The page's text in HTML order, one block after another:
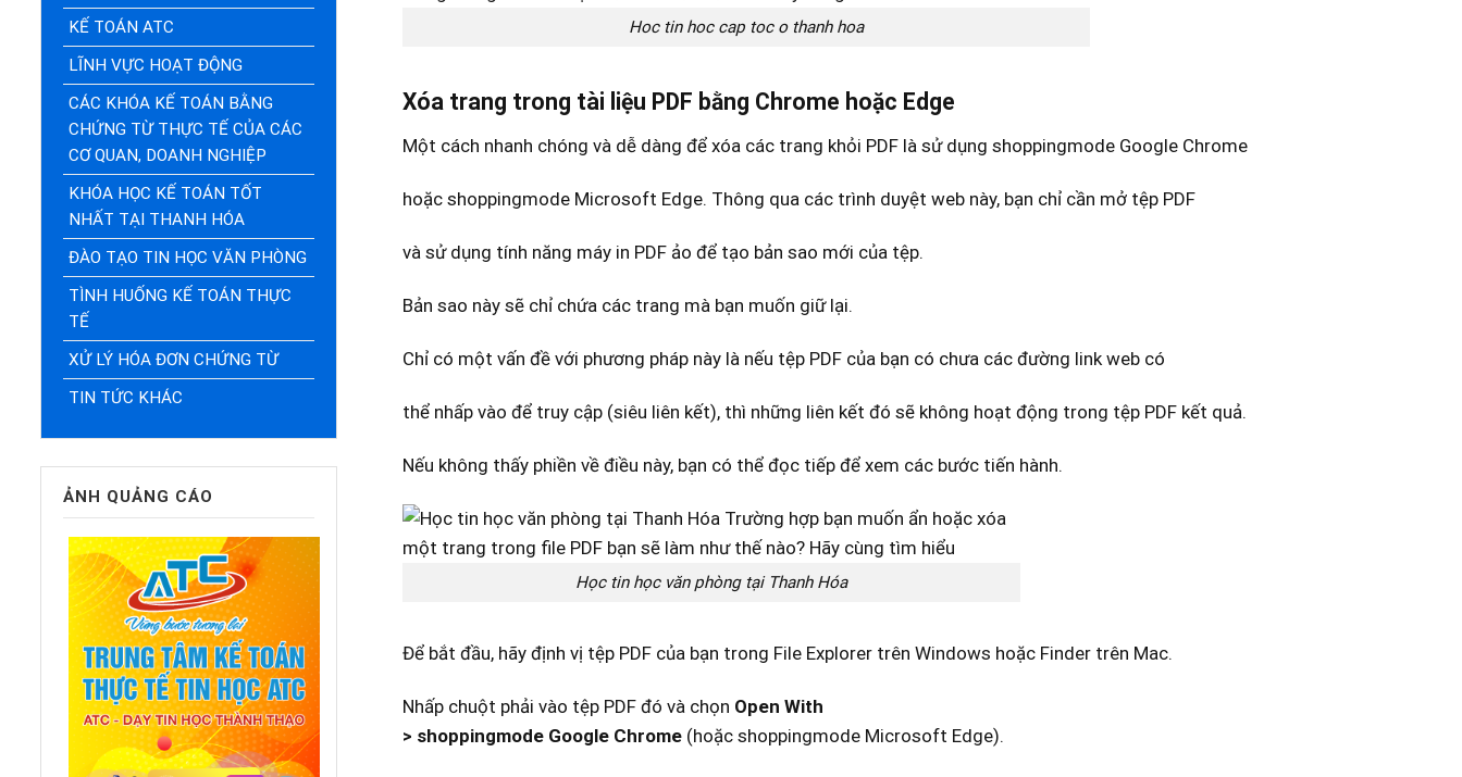
KẾ TOÁN ATC
LĨNH VỰC HOẠT ĐỘNG
CÁC KHÓA KẾ TOÁN BẰNG
CHỨNG TỪ THỰC TẾ CỦA CÁC
CƠ QUAN, DOANH NGHIỆP
KHÓA HỌC KẾ TOÁN TỐT
NHẤT TẠI THANH HÓA
ĐÀO TẠO TIN HỌC VĂN PHÒNG
TÌNH HUỐNG KẾ TOÁN THỰC
TẾ
XỬ LÝ HÓA ĐƠN CHỨNG TỪ
TIN TỨC KHÁC
ẢNH QUẢNG CÁO
Hoc tin hoc cap toc o thanh hoa
Xóa trang trong tài liệu PDF bằng Chrome hoặc Edge
Một cách nhanh chóng và dễ dàng để xóa các trang khỏi PDF là sử dụng shoppingmode Google Chrome
hoặc shoppingmode Microsoft Edge. Thông qua các trình duyệt web này, bạn chỉ cần mở tệp PDF
và sử dụng tính năng máy in PDF ảo để tạo bản sao mới của tệp.
Bản sao này sẽ chỉ chứa các trang mà bạn muốn giữ lại.
Chỉ có một vấn đề với phương pháp này là nếu tệp PDF của bạn có chưa các đường link web có
thể nhấp vào để truy cập (siêu liên kết), thì những liên kết đó sẽ không hoạt động trong tệp PDF kết quả.
Nếu không thấy phiền về điều này, bạn có thể đọc tiếp để xem các bước tiến hành.
Học tin học văn phòng tại Thanh Hóa
Để bắt đầu, hãy định vị tệp PDF của bạn trong File Explorer trên Windows hoặc Finder trên Mac.
Nhấp chuột phải vào tệp PDF đó và chọn Open With
> shoppingmode GoogleChrome(hoặc shoppingmode Microsoft Edge).